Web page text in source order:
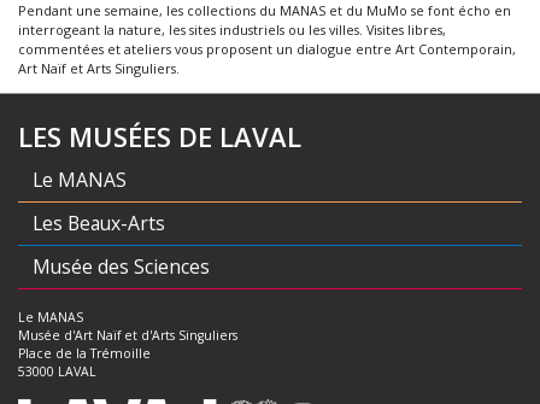
Pendant une semaine, les collections du MANAS et du MuMo se font écho en
interrogeant la nature, les sites industriels ou les villes. Visites libres,
commentées et ateliers vous proposent un dialogue entre Art Contemporain,
Art Naïf et Arts Singuliers.
LES MUSÉES DE LAVAL
Le MANAS
Les Beaux-Arts
Musée des Sciences
Le MANAS
Musée d'Art Naïf et d'Arts Singuliers
Place de la Trémoille
53000 LAVAL